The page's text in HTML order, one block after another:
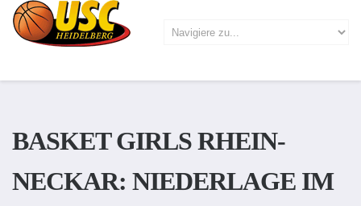
BASKET GIRLS RHEIN-
NECKAR: NIEDERLAGE IM